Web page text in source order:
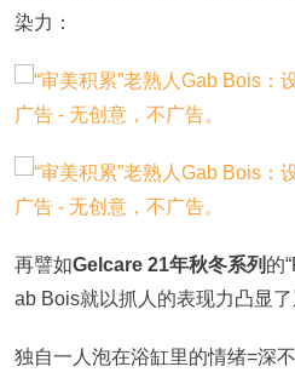
染力：
再譬如Gelcare 21年秋冬系列 的
ab Bois就以抓人的表现力凸显了
独自一人泡在浴缸里的情绪=深